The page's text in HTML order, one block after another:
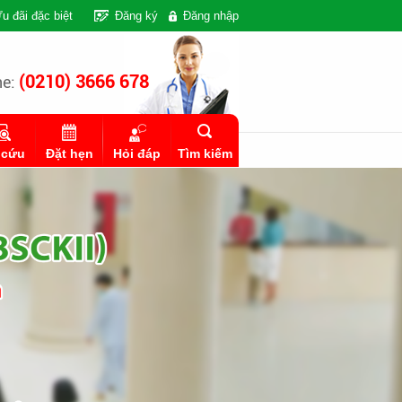
Đăng nhập
Đăng ký
đãi đặc biệt
(0210) 3666 678
Đặt hẹn Hỏi đáp Tìm kiếm